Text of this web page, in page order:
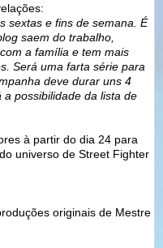
sextas e fins de semana. É
saem do trabalho,
a família e tem mais
Será uma farta série para
deve durar uns 4
possibilidade da lista de
à partir do dia 24 para
universo de Street Fighter
originais de Mestre